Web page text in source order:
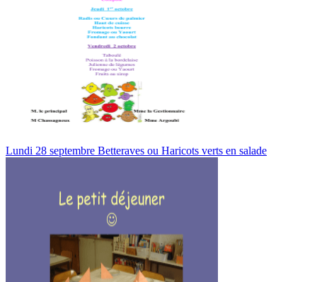
Lundi 28 septembre Betteraves ou Haricots verts en salade